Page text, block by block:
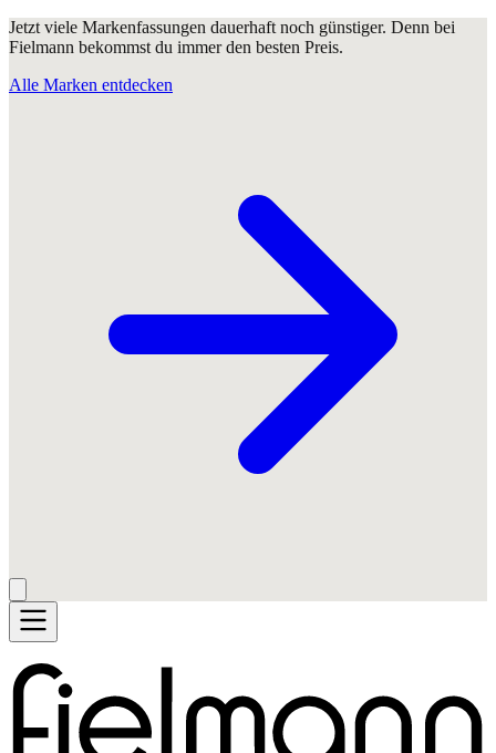
Jetzt viele Markenfassungen dauerhaft noch günstiger. Denn bei
Fielmann bekommst du immer den besten Preis.
Alle Marken entdecken